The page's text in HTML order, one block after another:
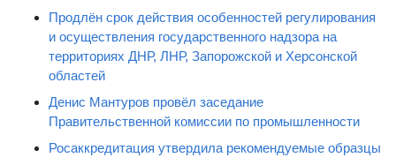
Продлён срок действия особенностей регулирования
и осуществления государственного надзора на
территориях ДНР, ЛНР, Запорожской и Херсонской
областей
Денис Мантуров провёл заседание
Правительственной комиссии по промышленности
Росаккредитация утвердила рекомендуемые образцы